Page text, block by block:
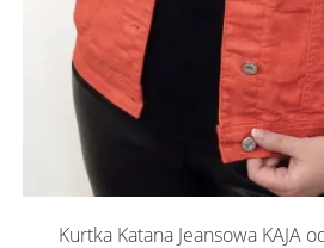
Kurtka Katana Jeansowa KAJA